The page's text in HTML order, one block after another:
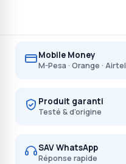
Mobile Money
M-Pesa · Orange · Airtel
Produit garanti
Testé & d'origine
SAV WhatsApp
Réponse rapide